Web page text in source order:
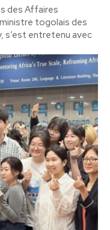
des Affaires
togolais des
s’est entretenu avec